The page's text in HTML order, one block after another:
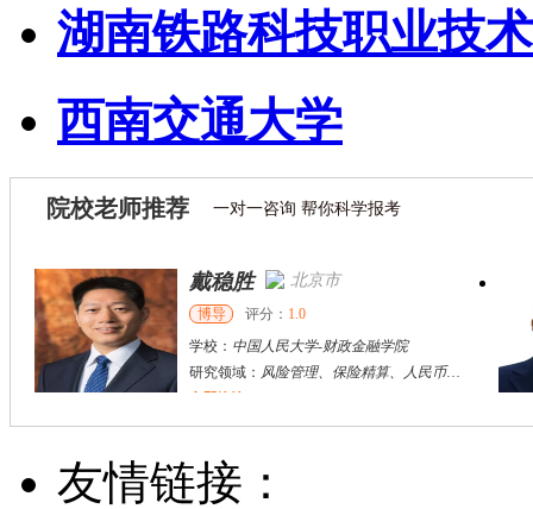
湖南铁路科技职业技
西南交通大学
院校老师推荐 一对一咨询 帮你科学报考
戴稳胜 北京市
博导 评分： 1.0
学校： 中国人民大学-财政金融学院
研究领域： 风险管理、保险精算、人民币国际化
立即咨询
陈传红 武汉市
硕导
学校：中南民族大学
友情链接：